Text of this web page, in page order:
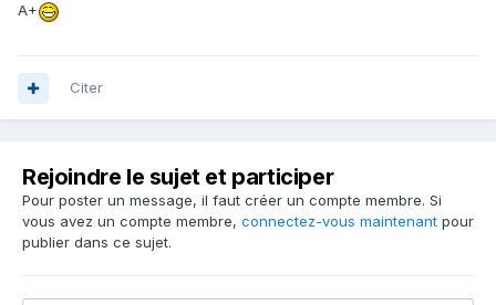
A+
Citer
Rejoindre le sujet et participer
Pour poster un message, il faut créer un compte membre. Si
vous avez un compte membre, connectez-vous maintenant pour
publier dans ce sujet.